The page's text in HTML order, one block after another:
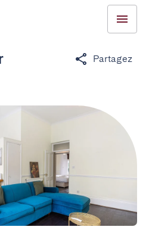
Partagez